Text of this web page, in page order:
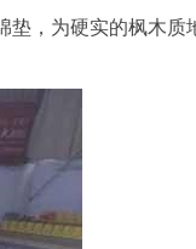
垫，为硬实的枫木质